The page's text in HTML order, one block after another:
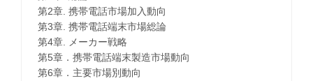
第2章. 携帯電話市場加入動向
第3章. 携帯電話端末市場総論
第4章. メーカー戦略
第5章．携帯電話端末製造市場動向
第6章．主要市場別動向